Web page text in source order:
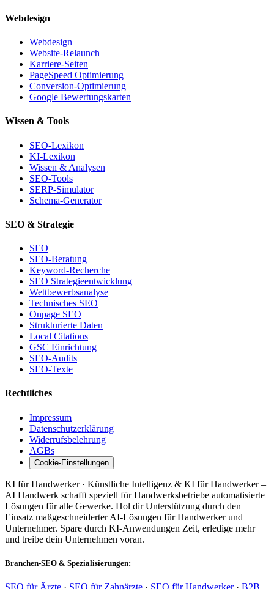
Webdesign
Webdesign
Website-Relaunch
Karriere-Seiten
PageSpeed Optimierung
Conversion-Optimierung
Google Bewertungskarten
Wissen & Tools
SEO-Lexikon
KI-Lexikon
Wissen & Analysen
SEO-Tools
SERP-Simulator
Schema-Generator
SEO & Strategie
SEO
SEO-Beratung
Keyword-Recherche
SEO Strategieentwicklung
Wettbewerbsanalyse
Technisches SEO
Onpage SEO
Strukturierte Daten
Local Citations
GSC Einrichtung
SEO-Audits
SEO-Texte
Rechtliches
Impressum
Datenschutzerklärung
Widerrufsbelehrung
AGBs
Cookie-Einstellungen
KI für Handwerker · Künstliche Intelligenz & KI für Handwerker –
AI Handwerk schafft speziell für Handwerksbetriebe automatisierte
Lösungen für alle Gewerke. Hol dir Unterstützung durch den
Einsatz maßgeschneiderter AI-Lösungen für Handwerker und
Unternehmer. Spare durch KI-Anwendungen Zeit, erledige mehr
und treibe dein Unternehmen voran.
Branchen-SEO & Spezialisierungen:
SEO für Ärzte · SEO für Zahnärzte · SEO für Handwerker· B2B